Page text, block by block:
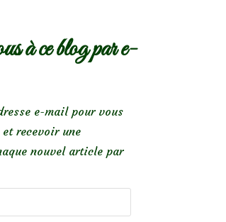
à ce blog par e-
e-mail pour vous
recevoir une
nouvel article par